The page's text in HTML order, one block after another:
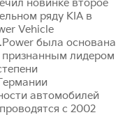
новинке второе
ряду KIA в
Vehicle
была основана
лидером
автомобилей
с 2002